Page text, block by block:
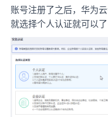
账号注册了之后，华为
就选择个人认证就可以了